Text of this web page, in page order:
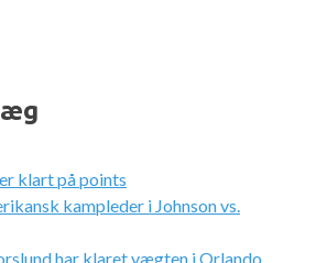
klart på points
kampleder i Johnson vs.
har klaret vægten i Orlando